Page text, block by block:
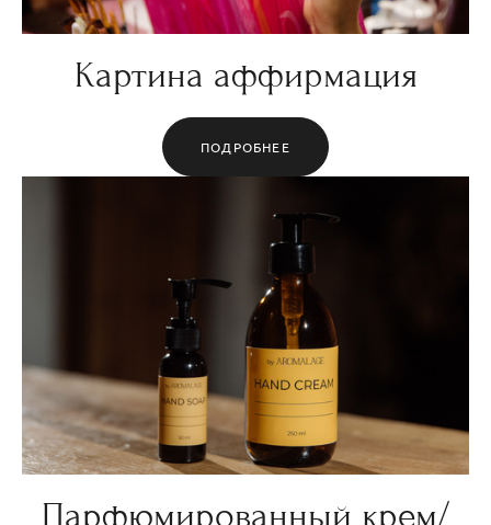
Картина аффирмация
ПОДРОБНЕЕ
Парфюмированный крем/